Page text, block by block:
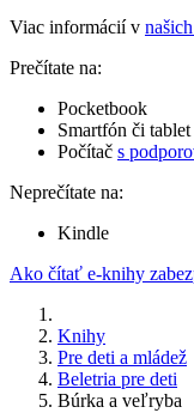
Viac informácií v
Prečítate na:
Pocketbook
Smartfón či tablet
Počítač s
Neprečítate na:
Kindle
Ako čítať e-knihy
Knihy
Pre deti a mládež
Beletria pre deti
Búrka a veľryba